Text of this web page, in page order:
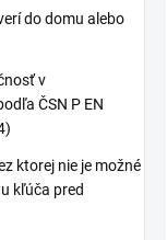
do domu alebo
v
ČSN P EN
ktorej nie je možné
kľúča pred